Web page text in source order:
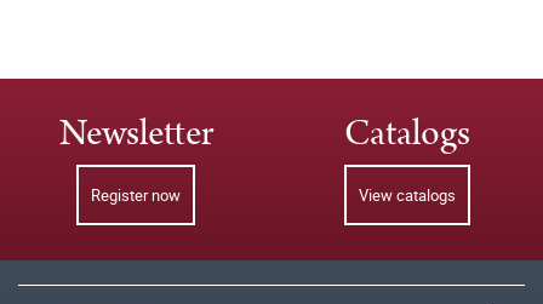
Newsletter
Register now
Catalogs
View catalogs